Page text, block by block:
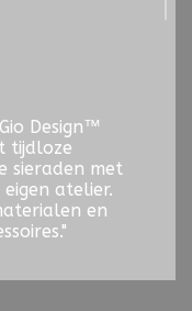
Design™
tijdloze
sieraden met
eigen atelier.
en